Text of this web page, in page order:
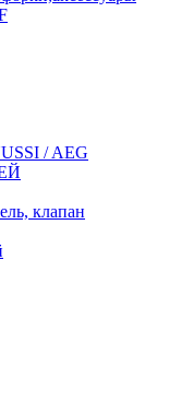
/ AEG
клапан